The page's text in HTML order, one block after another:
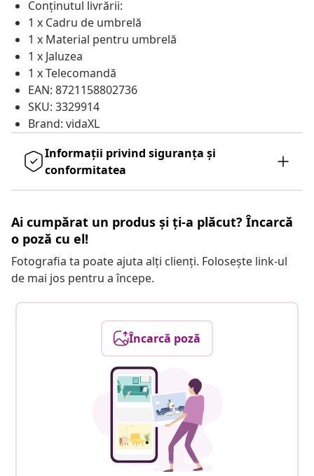
Conținutul livrării:
1 x Cadru de umbrelă
1 x Material pentru umbrelă
1 x Jaluzea
1 x Telecomandă
EAN: 8721158802736
SKU: 3329914
Brand: vidaXL
Informații privind siguranța și
conformitatea
Ai cumpărat un produs și ți-a plăcut? Încarcă
o poză cu el!
Fotografia ta poate ajuta alți clienți. Folosește link-ul
de mai jos pentru a începe.
Încarcă poză